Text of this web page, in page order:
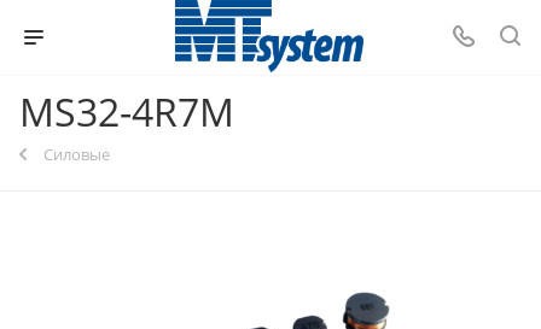
MS32-4R7M
Силовые